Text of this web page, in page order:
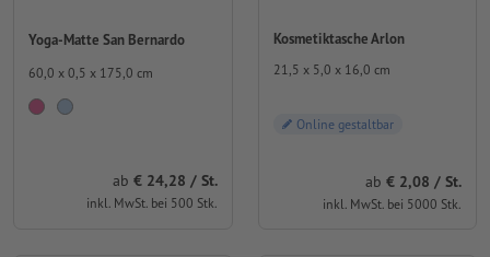
Yoga-Matte San Bernardo
60,0 x 0,5 x 175,0 cm
ab 24,28 / St.
inkl. MwSt. bei 500 Stk.
Kosmetiktasche Arlon
21,5 x 5,0 x 16,0 cm
Online gestaltbar
ab 2,08 / St.
inkl. MwSt. bei 5000 Stk.